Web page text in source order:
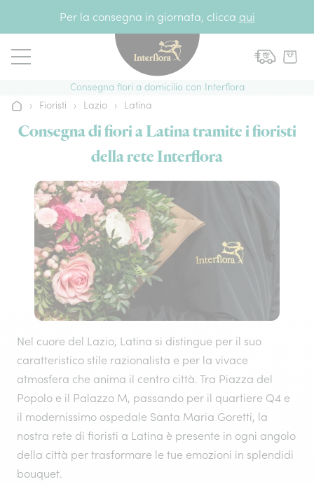
Per la consegna in giornata, clicca qui
Consegna fiori a domicilio con Interflora
Home› Fioristi › Lazio › Latina
Consegna di fiori a Latina tramite i fioristi
della rete Interflora
Nel cuore del Lazio, Latina si distingue per il suo
caratteristico stile razionalista e per la vivace
atmosfera che anima il centro città. Tra Piazza del
Popolo e il Palazzo M, passando per il quartiere Q4 e
il modernissimo ospedale Santa Maria Goretti, la
nostra rete di fioristi a Latina è presente in ogni angolo
della città per trasformare le tue emozioni in splendidi
bouquet.